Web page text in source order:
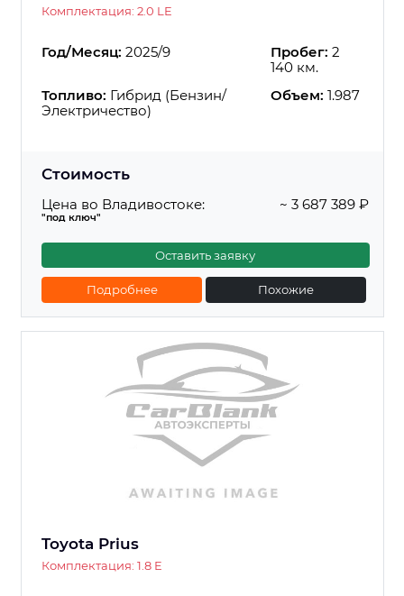
Комплектация: 2.0 LE
Год/Месяц: 2025/9 Пробег: 2
140 км.
Топливо: Гибрид (Бензин/
Электричество)
Объем: 1.987
Стоимость
Цена во Владивостоке:
"под ключ"
~ 3 687 389 ₽
Оставить заявку
Подробнее Похожие
Toyota Prius
Комплектация: 1.8 E